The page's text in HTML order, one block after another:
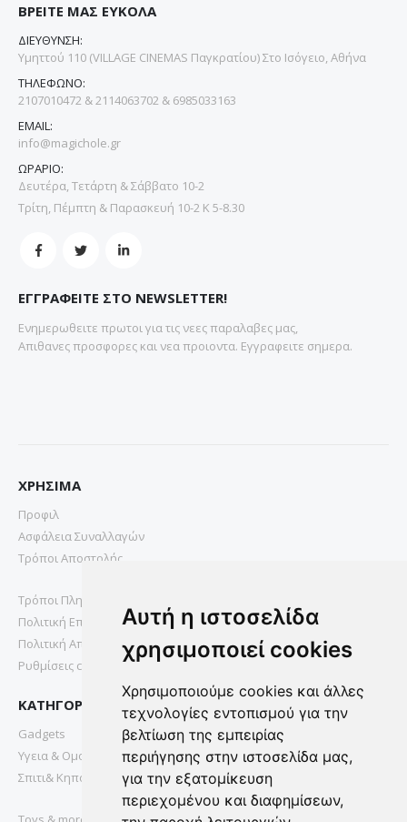
Αυτή η ιστοσελίδα
χρησιμοποιεί cookies
Χρησιμοποιούμε cookies και άλλες
τεχνολογίες εντοπισμού για την
βελτίωση της εμπειρίας
περιήγησης στην ιστοσελίδα μας,
για την εξατομίκευση
περιεχομένου και διαφημίσεων,
ΒΡΕΙΤΕ ΜΑΣ ΕΥΚΟΛΑ
ΔΙΕΥΘΥΝΣΗ:
Υμηττού 110 (VILLAGE CINEMAS Παγκρατίου) Στο Ισόγειο, Αθήνα
ΤΗΛΕΦΩΝΟ:
2107010472 & 2114063702 & 6985033163
EMAIL:
info@magichole.gr
ΩΡΑΡΙΟ:
Δευτέρα, Τετάρτη & Σάββατο 10-2
Τρίτη, Πέμπτη & Παρασκευή 10-2 Κ 5-8.30
ΕΓΓΡΑΦΕΙΤΕ ΣΤΟ NEWSLETTER!
Ενημερωθειτε πρωτοι για τις νεες παραλαβες μας,
Απιθανες προσφορες και νεα προιοντα. Εγγραφειτε σημερα.
ΧΡΗΣΙΜΑ
Προφιλ
Ασφάλεια Συναλλαγών
Τρόποι Αποστολής
Τρόποι Πληρωμής
Πολιτική Επιστροφών
Πολιτική Απορρήτου
Ρυθμίσεις cookies
ΚΑΤΗΓΟΡΙΕΣ
Gadgets
Υγεια & Ομορφια
Σπιτι& Κηπος